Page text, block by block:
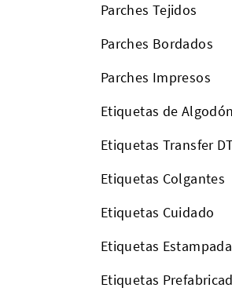
Parches Tejidos
Parches Bordados
Parches Impresos
Etiquetas de Algodón
Etiquetas Transfer
Etiquetas Colgantes
Etiquetas Cuidado
Etiquetas
Etiquetas